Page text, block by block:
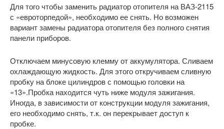
Для того чтобы заменить радиатор отопителя на ВАЗ-2115
с «евроторпедой», необходимо ее снять. Но возможен
вариант замены радиатора отопителя без полного снятия
панели приборов.
Отключаем минусовую клемму от аккумулятора. Сливаем
охлаждающую жидкость. Для этого откручиваем сливную
пробку на блоке цилиндров с помощью головки на
«13».Пробка находится чуть ниже модуля зажигания.
Иногда, в зависимости от конструкции модуля зажигания,
его необходимо снять, т.к. он перекрывает доступ к
пробке.